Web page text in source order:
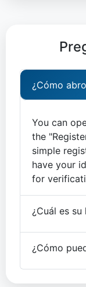
¿Cómo
You can
the
simple
have your
for
¿Cuál es
¿Cómo